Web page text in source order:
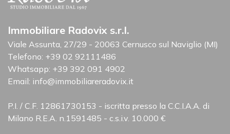
Immobiliare Radovix s.r.l.
Viale Assunta, 27/29 - 20063 Cernusco sul Naviglio (MI)
Telefono: +39 02 92111486
Whatsapp: +39 392 091 4902
Email: info@immobiliareradovix.it
P.I. / C.F. 12861730153 - iscritta presso la C.C.I.A.A. di
Milano R.E.A. n.1591485 - c.s.i.v. 10.000 €